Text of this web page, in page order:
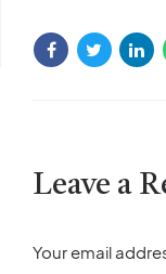
Leave a
Your email